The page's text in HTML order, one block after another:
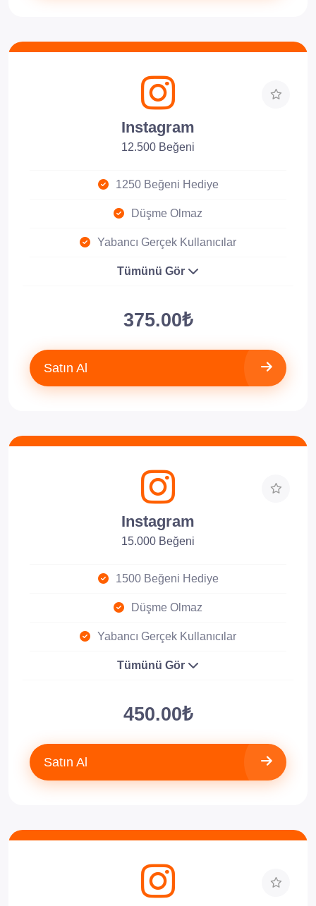
Instagram
12.500 Beğeni
1250 Beğeni Hediye
Düşme Olmaz
Yabancı Gerçek Kullanıcılar
Tümünü Gör
375.00₺
Satın Al
Instagram
15.000 Beğeni
1500 Beğeni Hediye
Düşme Olmaz
Yabancı Gerçek Kullanıcılar
Tümünü Gör
450.00₺
Satın Al